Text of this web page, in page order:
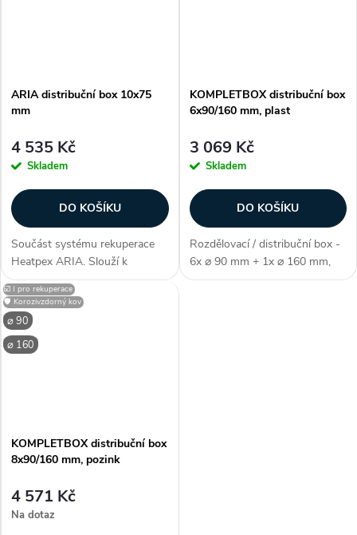
ARIA distribuční box 10x75
mm
4 535 Kč
Skladem
DO KOŠÍKU
Součást systému rekuperace
Heatpex ARIA. Slouží k
distribuci vzduchu v
rekuperačních systémech.
Napojuje se přímo na
rekuperační jednotku. Součásti
rozvodné skříně jsou
KOMPLETBOX distribuční box
6x90/160 mm, plast
3 069 Kč
Skladem
DO KOŠÍKU
Rozdělovací / distribuční box -
6x ⌀ 90 mm + 1x ⌀ 160 mm,
kvalitní zpracování, materiál
⌀ 90
⌀ 160
☑️ I pro rekuperace
🛡️ Korozivzdorný kov
KOMPLETBOX distribuční box
8x90/160 mm, pozink
4 571 Kč
Na dotaz